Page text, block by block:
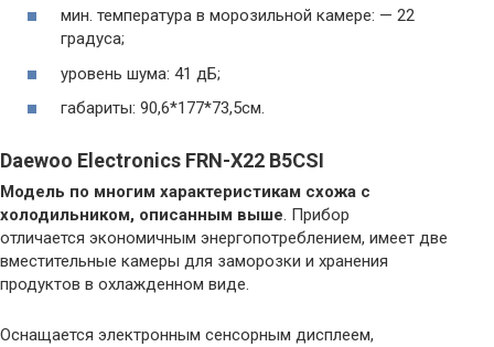
мин. температура в морозильной камере: — 22
градуса;
уровень шума: 41 дБ;
габариты: 90,6*177*73,5см.
Daewoo Electronics FRN-X22 B5CSI
Модель по многим характеристикам схожа с
холодильником, описанным выше. Прибор
отличается экономичным энергопотреблением, имеет две
вместительные камеры для заморозки и хранения
продуктов в охлажденном виде.
Оснащается электронным сенсорным дисплеем,